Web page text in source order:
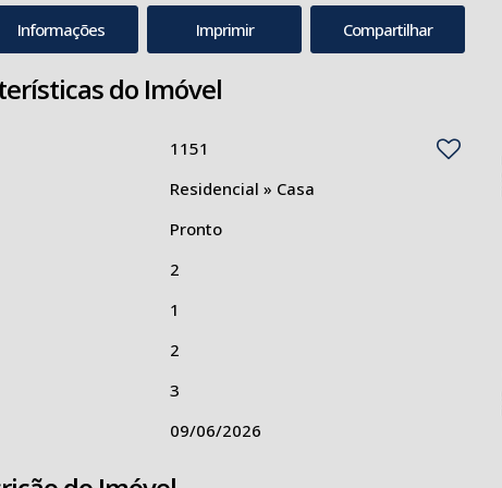
Informações Imprimir Compartilhar
do Imóvel
1151
Residencial » Casa
Pronto
2
1
2
3
09/06/2026